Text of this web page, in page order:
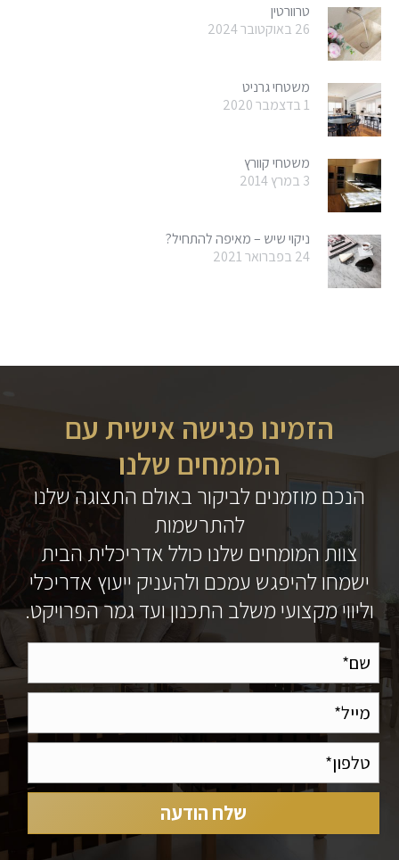
טרוורטין
26 באוקטובר 2024
משטחי גרניט
1 בדצמבר 2020
משטחי קוורץ
3 במרץ 2014
ניקוי שיש – מאיפה להתחיל?
24 בפברואר 2021
הזמינו פגישה אישית עם
המומחים שלנו
הנכם מוזמנים לביקור באולם התצוגה שלנו
להתרשמות
צוות המומחים שלנו כולל אדריכלית הבית
ישמחו להיפגש עמכם ולהעניק ייעוץ אדריכלי
וליווי מקצועי משלב התכנון ועד גמר הפרויקט.